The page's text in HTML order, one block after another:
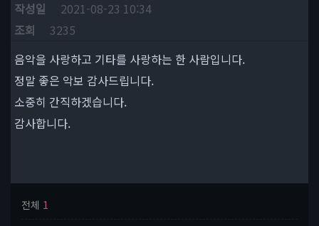
작성일
2021-08-23 10:34
조회
3235
음악을 사랑하고 기타를 사랑하는 한 사람입니다.
정말 좋은 악보 감사드립니다.
소중히 간직하겠습니다.
감사합니다.
전체 1